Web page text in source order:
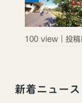
100 view｜投稿
新着ニュース